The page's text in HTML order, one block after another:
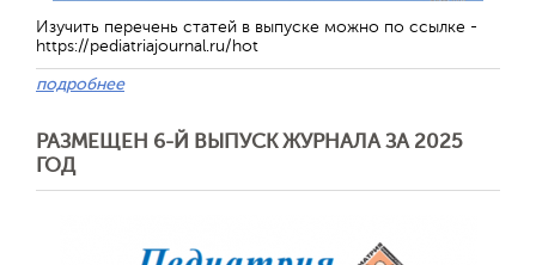
Изучить перечень статей в выпуске можно по ссылке -
https://pediatriajournal.ru/hot
подробнее
РАЗМЕЩЕН 6-Й ВЫПУСК ЖУРНАЛА ЗА 2025
ГОД